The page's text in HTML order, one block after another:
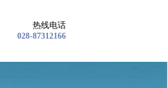
热线电话
028-87312166